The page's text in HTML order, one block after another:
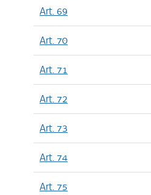
Art. 69
Art. 70
Art. 71
Art. 72
Art. 73
Art. 74
Art. 75